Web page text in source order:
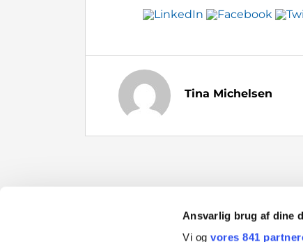
Ansvarlig brug af dine
Vi ogvores 841
Tina Michelsen
2630 Taastrup